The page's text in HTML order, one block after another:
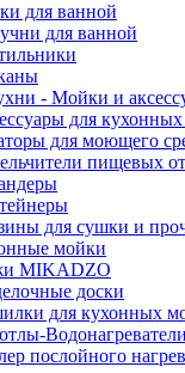
для ванной
для ванной
- Мойки и
для
для моющего
пищевых
для сушки и
мойки
MIKADZO
доски
для кухонных
Водонагреватели
послойного